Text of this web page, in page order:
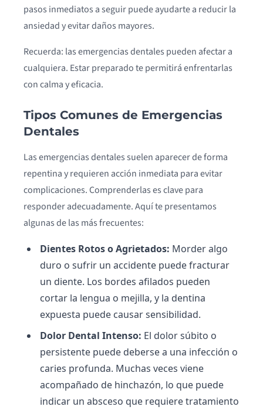
pasos inmediatos a seguir puede ayudarte a reducir la
ansiedad y evitar daños mayores.
Recuerda: las emergencias dentales pueden afectar a
cualquiera. Estar preparado te permitirá enfrentarlas
con calma y eficacia.
Tipos Comunes de Emergencias
Dentales
Las emergencias dentales suelen aparecer de forma
repentina y requieren acción inmediata para evitar
complicaciones. Comprenderlas es clave para
responder adecuadamente. Aquí te presentamos
algunas de las más frecuentes:
Dientes Rotos o Agrietados: Morder algo
duro o sufrir un accidente puede fracturar
un diente. Los bordes afilados pueden
cortar la lengua o mejilla, y la dentina
expuesta puede causar sensibilidad.
Dolor Dental Intenso: El dolor súbito o
persistente puede deberse a una infección o
caries profunda. Muchas veces viene
acompañado de hinchazón, lo que puede
indicar un absceso que requiere tratamiento